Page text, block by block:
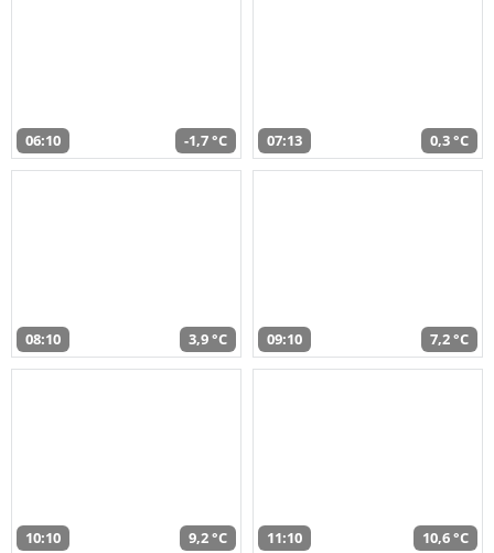
06:10 -1,7 °C 07:13 0,3 °C
08:10 3,9 °C 09:10 7,2 °C
10:10 9,2 °C 11:10 10,6 °C